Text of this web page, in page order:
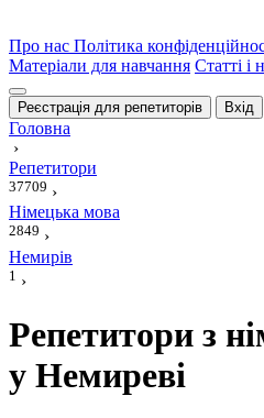
Про нас Політика
Матеріали для навчання Статті і
Реєстрація для репетиторів Вхід
Головна
›
Репетитори
37709 ›
Німецька мова
2849 ›
Немирів
1 ›
Репетитори з
у Немиреві